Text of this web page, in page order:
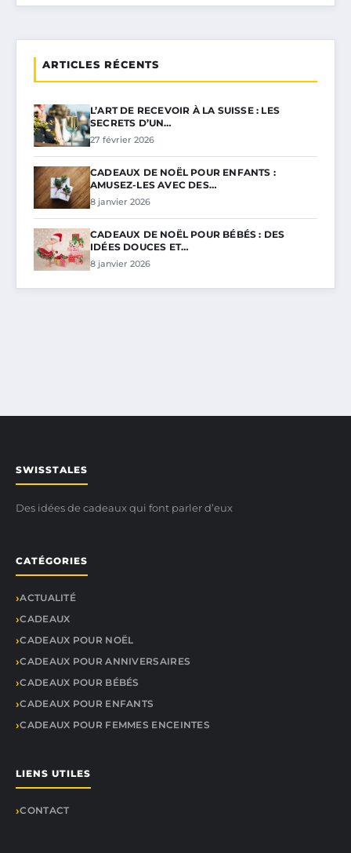
ARTICLES RÉCENTS
L’ART DE RECEVOIR À LA SUISSE : LES
SECRETS D’UN…
27 février 2026
CADEAUX DE NOËL POUR ENFANTS :
AMUSEZ-LES AVEC DES…
8 janvier 2026
CADEAUX DE NOËL POUR BÉBÉS : DES
IDÉES DOUCES ET…
8 janvier 2026
SWISSTALES
Des idées de cadeaux qui font parler d’eux
CATÉGORIES
ACTUALITÉ
CADEAUX
CADEAUX POUR NOËL
CADEAUX POUR ANNIVERSAIRES
CADEAUX POUR BÉBÉS
CADEAUX POUR ENFANTS
CADEAUX POUR FEMMES ENCEINTES
LIENS UTILES
CONTACT